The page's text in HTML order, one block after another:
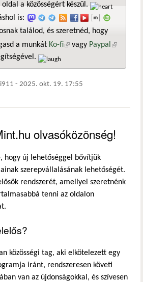
oldal a közösségért készül.
is:
találod, és szeretnéd, hogy
a munkát Ko-fi(külső hivatkozás)
vagy Paypal
- 2025. okt. 19. 17:55
olvasóközönség!
hogy új lehetőséggel bővítjük
szerepvállalásának lehetőségét.
rendszerét, amellyel szeretnénk
tenni az oldalon
közösségi tag, aki elkötelezett egy
iránt, rendszeresen követi
van az újdonságokkal, és szívesen